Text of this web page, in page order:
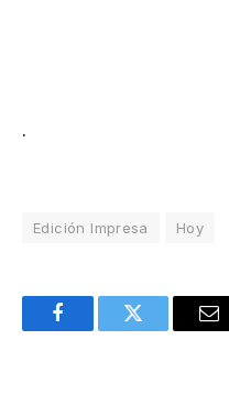
.
Edición Impresa Hoy
FacebookTwitter